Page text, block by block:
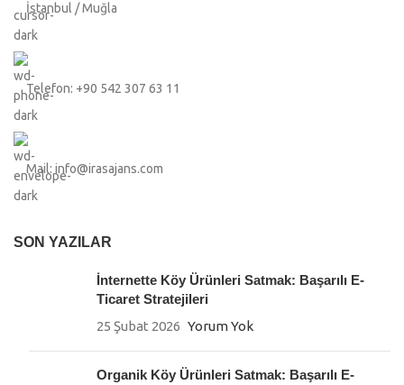
İstanbul / Muğla
Telefon: +90 542 307 63 11
Mail: info@irasajans.com
SON YAZILAR
İnternette Köy Ürünleri Satmak: Başarılı E-
Ticaret Stratejileri
25 Şubat 2026 Yorum Yok
Organik Köy Ürünleri Satmak: Başarılı E-